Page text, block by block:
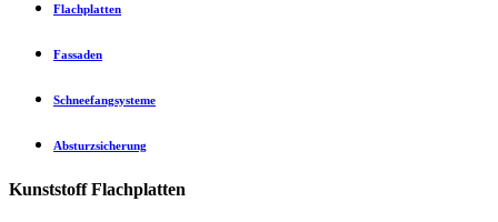
Flachplatten
Fassaden
Schneefangsysteme
Absturzsicherung
Kunststoff Flachplatten